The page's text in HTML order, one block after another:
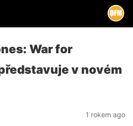
War for
v novém
1 rokem ago